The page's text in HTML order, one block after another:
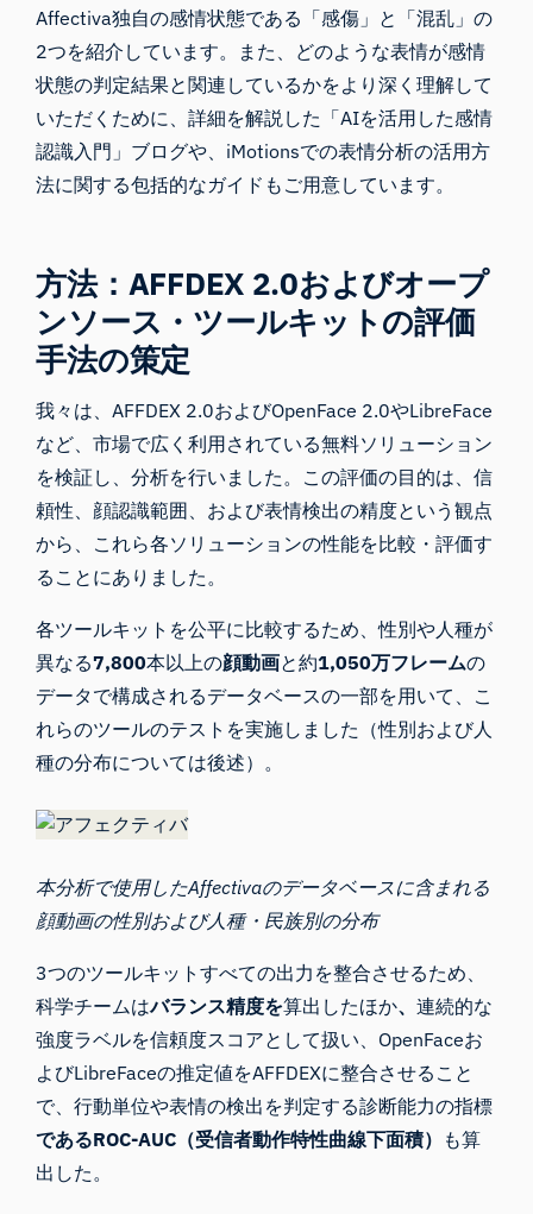
Affectiva独自の感情状態である「感傷」と「混乱」の
2つを紹介しています。また、どのような表情が感情
状態の判定結果と関連しているかをより深く理解して
いただくために、詳細を解説した「AIを活用した感情
認識入門 」 ブログや、iMotionsでの表情分析の活用方
法に関する包括的なガイド もご用意しています。
方法：AFFDEX 2.0およびオープ
ンソース・ツールキットの評価
手法の策定
我々は、AFFDEX 2.0およびOpenFace 2.0やLibreFace
など、市場で広く利用されている無料ソリューション
を検証し、分析を行いました。この評価の目的は、信
頼性、顔認識範囲、および表情検出の精度という観点
から、これら各ソリューションの性能を比較・評価す
ることにありました。
各ツールキットを公平に比較するため、性別や人種が
異なる7,800本以上の顔動画と約1,050万フレームの
データで構成されるデータベースの一部を用いて、こ
れらのツールのテストを実施しました（性別および人
種の分布については後述）。
本分析で使用したAffectivaのデータベースに含まれる
顔動画の性別および人種・民族別の分布
3つのツールキットすべての出力を整合させるため、
科学チームはバランス精度を算出したほか、連続的な
強度ラベルを信頼度スコアとして扱い、OpenFaceお
よびLibreFaceの推定値をAFFDEXに整合させること
で、行動単位や表情の検出を判定する診断能力の指標
であるROC-AUC（受信者動作特性曲線下面積） も算
出した。